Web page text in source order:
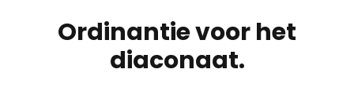
Ordinantie voor het
diaconaat.